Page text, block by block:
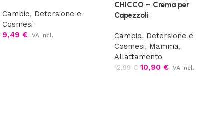
Cambio, Detersione e
Cosmesi
9,49 € IVA Incl.
CHICCO – Crema per
Capezzoli
Cambio, Detersione e
Cosmesi, Mamma,
Allattamento
12,99€ 10,90 € IVA Incl.